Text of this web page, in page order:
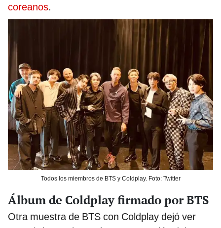
coreanos.
Todos los miembros de BTS y Coldplay. Foto: Twitter
Álbum de Coldplay firmado por BTS
Otra muestra de BTS con Coldplay dejó ver